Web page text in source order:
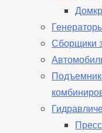
Сборщики